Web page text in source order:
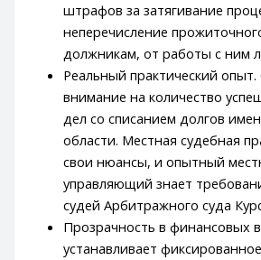
штрафов за затягивание
неперечисление
должникам, от работы с ним
Реальный практический
внимание на количество
дел со списанием долгов
области. Местная судебная
свои нюансы, и опытный
управляющий знает
судей Арбитражного суда
Прозрачность в финансовых
устанавливает